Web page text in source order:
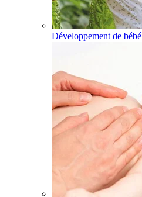
Développement de bébé